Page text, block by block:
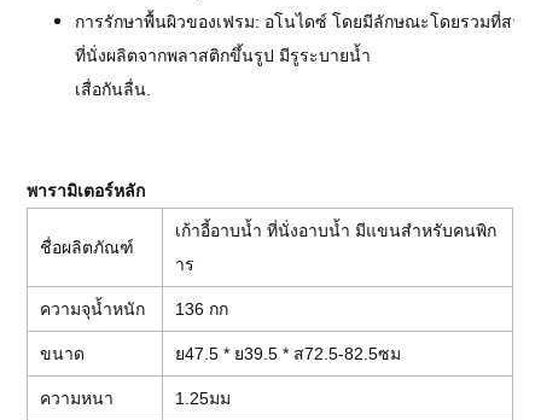
การรักษาพื้นผิวของเฟรม: อโนไดซ์ โดยมีลักษณะโดยรวมที่สวย
ที่นั่งผลิตจากพลาสติกขึ้นรูป มีรูระบายน้ำ
เสื่อกันลื่น.
พารามิเตอร์หลัก
ชื่อผลิตภัณฑ์
เก้าอี้อาบน้ำ ที่นั่งอาบน้ำ มีแขนสำหรับคนพิก
าร
ความจุน้ำหนัก 136 กก
ขนาด ย47.5 * ย39.5 * ส72.5-82.5ซม
ความหนา 1.25มม